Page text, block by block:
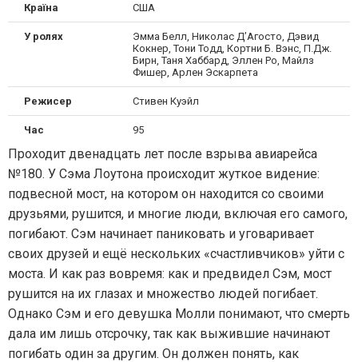
Країна США
У ролях
Эмма Белл, Николас Д’Агосто, Дэвид
Кокнер, Тони Тодд, Кортни Б. Вэнс, П.Дж.
Бирн, Таня Хаббард, Эллен Ро, Майлз
Фишер, Арлен Эскарпета
Режисер Стивен Куэйл
Час 95
Проходит двенадцать лет после взрыва авиарейса
№180. У Сэма Лоутона происходит жуткое видение:
подвесной мост, на котором он находится со своими
друзьями, рушится, и многие люди, включая его самого,
погибают. Сэм начинает паниковать и уговаривает
своих друзей и ещё нескольких «счастливчиков» уйти с
моста. И как раз вовремя: как и предвидел Сэм, мост
рушится на их глазах и множество людей погибает.
Однако Сэм и его девушка Молли понимают, что смерть
дала им лишь отсрочку, так как выжившие начинают
погибать один за другим. Он должен понять, как